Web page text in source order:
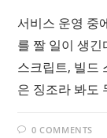
서비스 운영 중
를 짤 일이 생
스크립트, 빌드
은 징조라 봐도
0 COMMENTS